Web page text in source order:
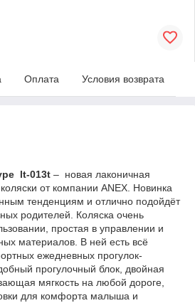
Оплата Условия возврата
lt-013t – новая лаконичная
от компании ANEX. Новинка
тенденциям и отлично подойдёт
родителей. Коляска очень
простая в управлении и
материалов. В ней есть всё
ежедневных прогулок-
прогулочный блок, двойная
мягкость на любой дороге,
для комфорта малыша и